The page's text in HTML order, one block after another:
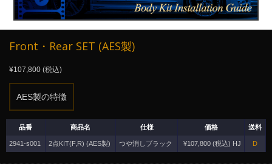
Front・Rear SET (AES製)
¥107,800 (税込)
AES製の特徴
品番 商品名 仕様 価格 送料
2941-s001 2点KIT(F,R) (AES製) つや消しブラック ¥107,800 (税込) HJ D